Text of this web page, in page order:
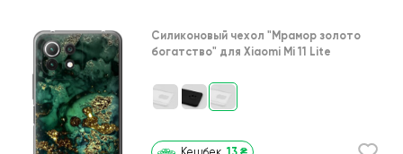
Силиконовый чехол "Мрамор золото
богатство" для Xiaomi Mi 11 Lite